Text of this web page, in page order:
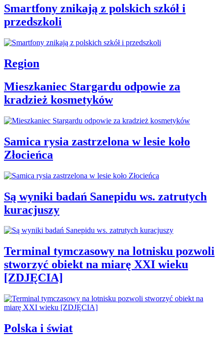
Smartfony znikają z polskich szkół i
przedszkoli
Region
Mieszkaniec Stargardu odpowie za
kradzież kosmetyków
Samica rysia zastrzelona w lesie koło
Złocieńca
Są wyniki badań Sanepidu ws. zatrutych
kuracjuszy
Terminal tymczasowy na lotnisku pozwoli
stworzyć obiekt na miarę XXI wieku
[ZDJĘCIA]
Polska i świat